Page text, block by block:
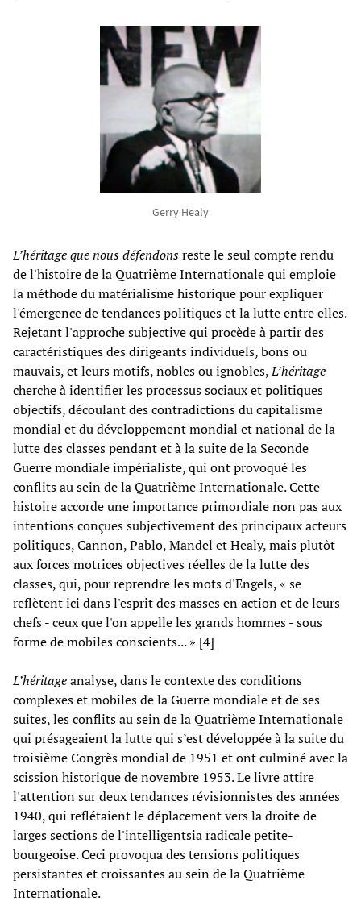
Gerry Healy
L’héritage que nous défendonsreste le seul compte rendu
de l'histoire de la Quatrième Internationale qui emploie
la méthode du matérialisme historique pour expliquer
l'émergence de tendances politiques et la lutte entre elles.
Rejetant l'approche subjective qui procède à partir des
caractéristiques des dirigeants individuels, bons ou
mauvais, et leurs motifs, nobles ou ignobles,L’héritage
cherche à identifier les processus sociaux et politiques
objectifs, découlant des contradictions du capitalisme
mondial et du développement mondial et national de la
lutte des classes pendant et à la suite de la Seconde
Guerre mondiale impérialiste, qui ont provoqué les
conflits au sein de la Quatrième Internationale. Cette
histoire accorde une importance primordiale non pas aux
intentions conçues subjectivement des principaux acteurs
politiques, Cannon, Pablo, Mandel et Healy, mais plutôt
aux forces motrices objectives réelles de la lutte des
classes, qui, pour reprendre les mots d'Engels, « se
reflètent ici dans l'esprit des masses en action et de leurs
chefs - ceux que l'on appelle les grands hommes - sous
forme de mobiles conscients... » [4]
L’héritageanalyse, dans le contexte des conditions
complexes et mobiles de la Guerre mondiale et de ses
suites, les conflits au sein de la Quatrième Internationale
qui présageaient la lutte qui s’est développée à la suite du
troisième Congrès mondial de 1951 et ont culminé avec la
scission historique de novembre 1953. Le livre attire
l'attention sur deux tendances révisionnistes des années
1940, qui reflétaient le déplacement vers la droite de
larges sections de l'intelligentsia radicale petite-
bourgeoise. Ceci provoqua des tensions politiques
persistantes et croissantes au sein de la Quatrième
Internationale.